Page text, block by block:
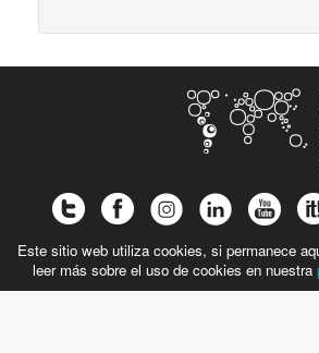
Este sitio web utiliza cookies, si permanece
leer más sobre el uso de cookies en nuestra